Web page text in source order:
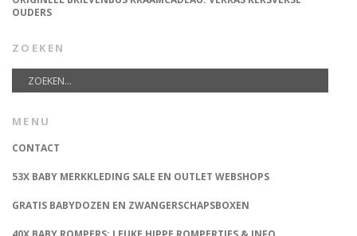
OUDERS
ZOEKEN
MENU
CONTACT
53X BABY MERKKLEDING SALE EN OUTLET WEBSHOPS
GRATIS BABYDOZEN EN ZWANGERSCHAPSBOXEN